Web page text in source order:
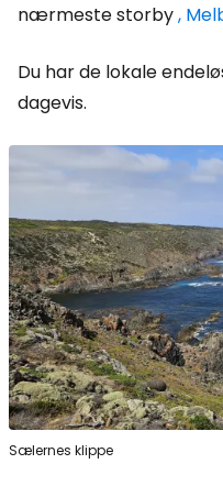
nærmeste storby,
Du har de lokale
dagevis.
Sælernes klippe